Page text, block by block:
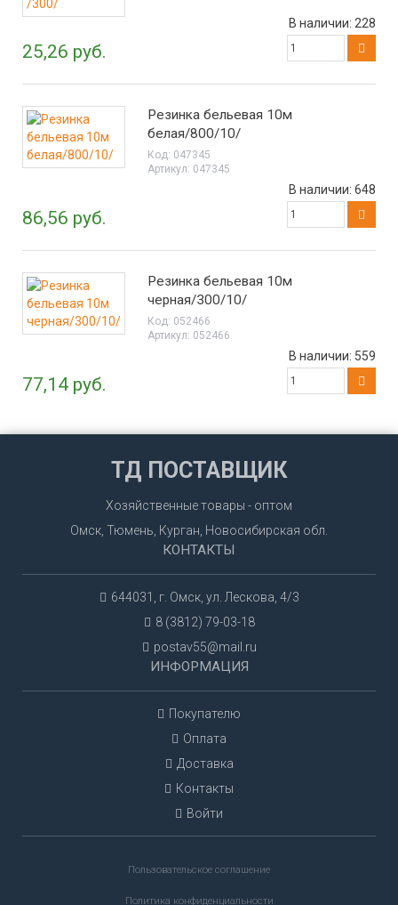
25,26 руб.
В наличии: 228
Резинка бельевая 10м
белая/800/10/
Код: 047345
Артикул: 047345
86,56 руб.
В наличии: 648
Резинка бельевая 10м
черная/300/10/
Код: 052466
Артикул: 052466
77,14 руб.
В наличии: 559
ТД ПОСТАВЩИК
Хозяйственные товары - оптом
Омск, Тюмень, Курган, Новосибирская обл.
КОНТАКТЫ
644031, г. Омск, ул. Лескова, 4/3
8 (3812) 79-03-18
postav55@mail.ru
ИНФОРМАЦИЯ
Покупателю
Оплата
Доставка
Контакты
Войти
Пользовательское соглашение
Политика конфиденциальности